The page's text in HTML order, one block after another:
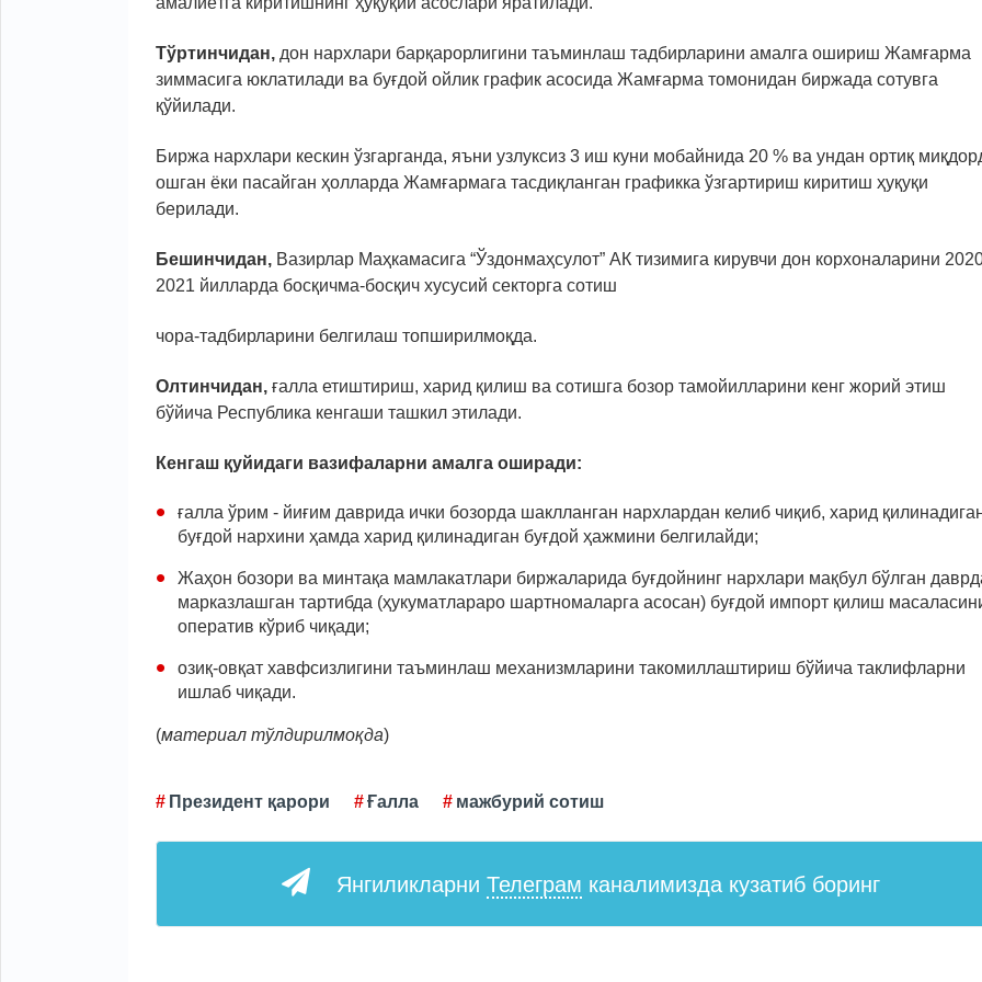
Тўртинчидан, дон нархлари барқарорлигини таъминлаш тадбирларини амалга ошириш Жамғарма
зиммасига юклатилади ва буғдой ойлик график асосида Жамғарма томонидан биржада сотувга
қўйилади.
Биржа нархлари кескин ўзгарганда, яъни узлуксиз 3 иш куни мобайнида 20 % ва ундан ортиқ
ошган ёки пасайган ҳолларда Жамғармага тасдиқланган графикка ўзгартириш киритиш ҳуқуқи
берилади.
Бешинчидан, Вазирлар Маҳкамасига “Ўздонмаҳсулот” АК тизимига кирувчи дон корхоналарини
2021 йилларда босқичма-босқич хусусий секторга сотиш
чора-тадбирларини белгилаш топширилмоқда.
Олтинчидан, ғалла етиштириш, харид қилиш ва сотишга бозор тамойилларини кенг жорий этиш
бўйича Республика кенгаши ташкил этилади.
Кенгаш қуйидаги вазифаларни амалга оширади:
ғалла ўрим - йиғим даврида ички бозорда шаклланган нархлардан келиб чиқиб, харид
буғдой нархини ҳамда харид қилинадиган буғдой ҳажмини белгилайди;
Жаҳон бозори ва минтақа мамлакатлари биржаларида буғдойнинг нархлари мақбул бўлган
марказлашган тартибда (ҳукуматлараро шартномаларга асосан) буғдой импорт қилиш
оператив кўриб чиқади;
озиқ-овқат хавфсизлигини таъминлаш механизмларини такомиллаштириш бўйича таклифларни
ишлаб чиқади.
(материал тўлдирилмоқда)
Президент қарори Ғалла мажбурий сотиш
Янгиликларни Телеграм каналимизда кузатиб боринг